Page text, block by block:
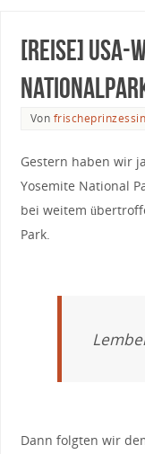
[Reise]
Von frischeprinzessin
Gestern haben wir
Yosemite National
bei weitem
Park.
Dann folgten wir